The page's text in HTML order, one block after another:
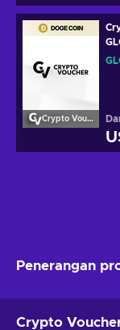
Crypto Voucher
Penerangan
Crypto